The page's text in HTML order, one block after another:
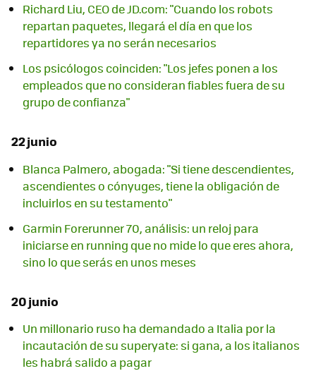
Richard Liu, CEO de JD.com: "Cuando los robots
repartan paquetes, llegará el día en que los
repartidores ya no serán necesarios
Los psicólogos coinciden: "Los jefes ponen a los
empleados que no consideran fiables fuera de su
grupo de confianza"
22 junio
Blanca Palmero, abogada: "Si tiene descendientes,
ascendientes o cónyuges, tiene la obligación de
incluirlos en su testamento"
Garmin Forerunner 70, análisis: un reloj para
iniciarse en running que no mide lo que eres ahora,
sino lo que serás en unos meses
20 junio
Un millonario ruso ha demandado a Italia por la
incautación de su superyate: si gana, a los italianos
les habrá salido a pagar